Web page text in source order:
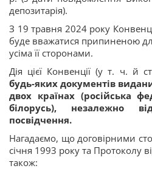
депозитарія).
З 19 травня 2024 року
буде вважатися припиненою
усіма її сторонами.
Дія цієї Конвенції (у т. ч. й
будь-яких документів
двох країнах (російська
білорусь), незалежно
посвідчення.
Нагадаємо, що договірними
січня 1993 року та Протоколу
також: